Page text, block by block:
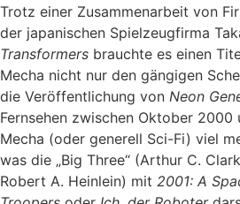
Trotz einer Zusammenarbeit von
der japanischen Spielzeugfirma
Transformers brauchte es einen
Mecha nicht nur den gängigen
die Veröffentlichung von Neon
Fernsehen zwischen Oktober 2000
Mecha (oder generell Sci-Fi) viel
was die „Big Three“ (Arthur C.
Robert A. Heinlein) mit 2001: A